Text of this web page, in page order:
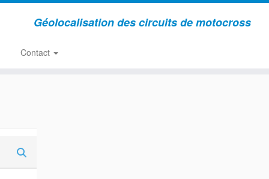
Géolocalisation des circuits de motocross
Contact